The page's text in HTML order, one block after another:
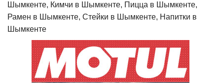
Шымкенте, Кимчи в Шымкенте, Пицца в Шымкенте,
Рамен в Шымкенте, Стейки в Шымкенте, Напитки в
Шымкенте